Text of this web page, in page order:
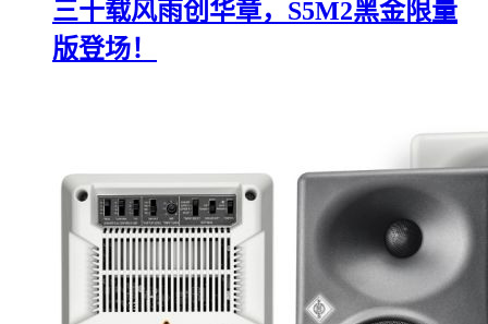
三十载风雨创华章，S5M2黑金限量
版登场！